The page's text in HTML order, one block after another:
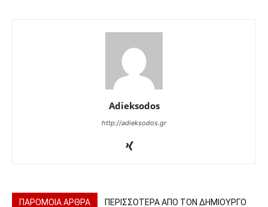
Adieksodos
http://adieksodos.gr
ΠΑΡΟΜΟΙΑ ΑΡΘΡΑ ΠΕΡΙΣΣΟΤΕΡΑ ΑΠΟ ΤΟΝ ΔΗΜΙΟΥΡΓΟ